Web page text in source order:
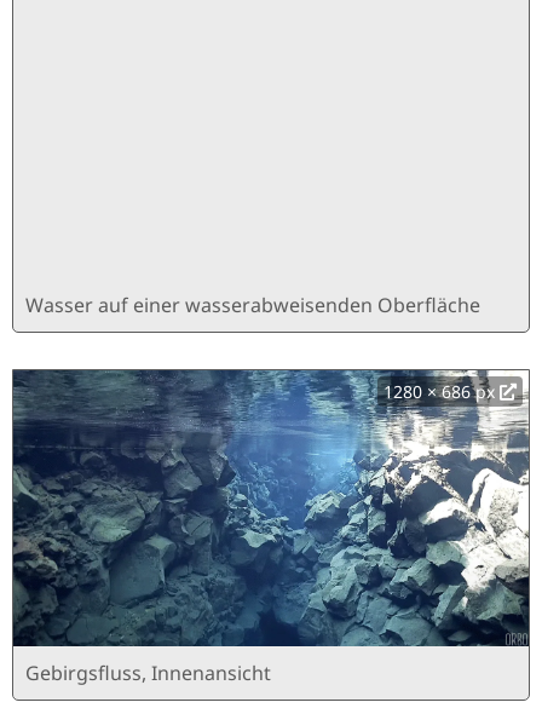
Wasser auf einer wasserabweisenden Oberfläche
1280 × 686 px
Gebirgsfluss, Innenansicht